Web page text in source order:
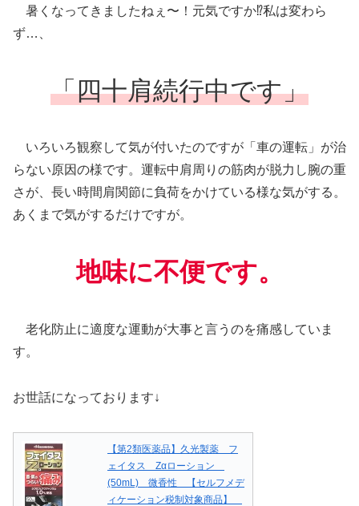
暑くなってきましたねぇ〜！元気ですか⁉️私は変わら
ず…、
「四十肩続行中です」
いろいろ観察して気が付いたのですが「車の運転」が治
らない原因の様です。運転中肩周りの筋肉が脱力し腕の重
さが、長い時間肩関節に負荷をかけている様な気がする。
あくまで気がするだけですが。
地味に不便です。
老化防止に適度な運動が大事と言うのを痛感していま
す。
お世話になっております↓
【第2類医薬品】久光製薬 フ
ェイタス Zαローション
(50mL) 微香性 【セルフメデ
ィケーション税制対象商品】